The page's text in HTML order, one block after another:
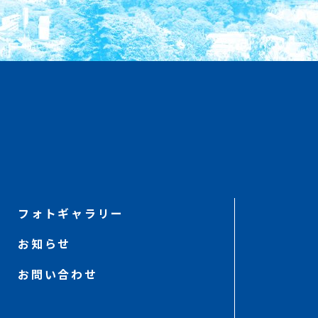
フォトギャラリー
お知らせ
お問い合わせ